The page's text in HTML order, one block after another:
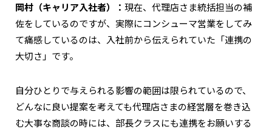
岡村（キャリア入社者）： 現在、代理店さま統括担当の補
佐をしているのですが、実際にコンシューマ営業をしてみ
て痛感しているのは、入社前から伝えられていた「連携の
大切さ」です。
自分ひとりで与えられる影響の範囲は限られているので、
どんなに良い提案を考えても代理店さまの経営層を巻き込
む大事な商談の時には、部長クラスにも連携をお願いする